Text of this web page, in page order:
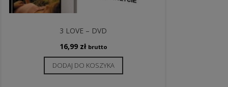
3 LOVE – DVD
16,99 zł brutto
DODAJ DO KOSZYKA